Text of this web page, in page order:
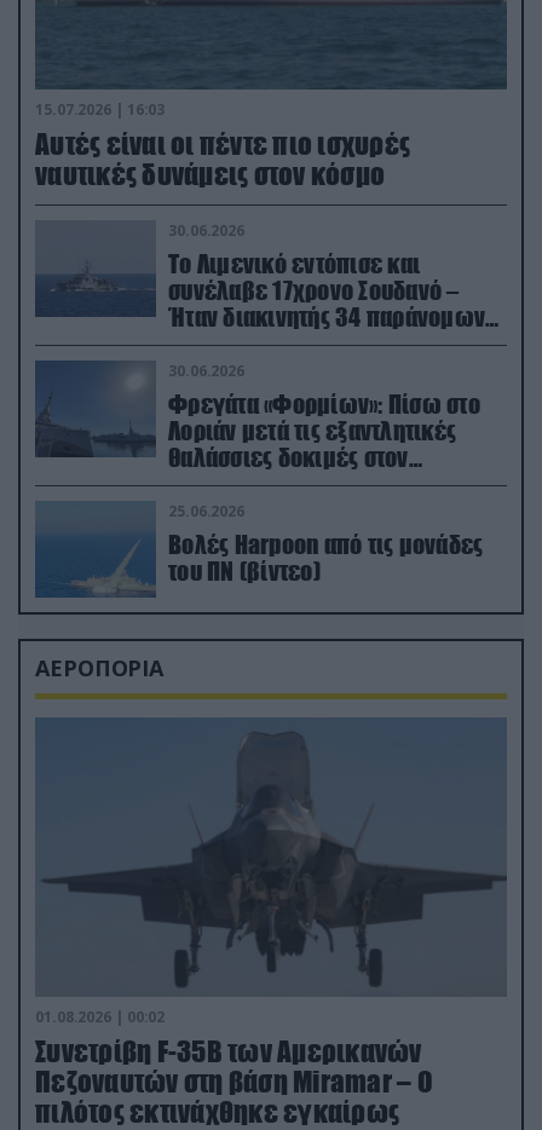
15.07.2026 | 16:03
Aυτές είναι οι πέντε πιο ισχυρές
ναυτικές δυνάμεις στον κόσμο
30.06.2026
Το Λιμενικό εντόπισε και
συνέλαβε 17χρονο Σουδανό –
Ήταν διακινητής 34 παράνομων
μεταναστών
30.06.2026
Φρεγάτα «Φορμίων»: Πίσω στο
Λοριάν μετά τις εξαντλητικές
θαλάσσιες δοκιμές στον
απαιτητικό Βισκαϊκό
25.06.2026
Βολές Harpoon από τις μονάδες
του ΠΝ (βίντεο)
ΑΕΡΟΠΟΡΙΑ
01.08.2026 | 00:02
Συνετρίβη F-35B των Αμερικανών
Πεζοναυτών στη βάση Miramar – Ο
πιλότος εκτινάχθηκε εγκαίρως